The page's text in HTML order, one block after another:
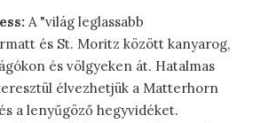
A "világ leglassabb
és St. Moritz között kanyarog,
és völgyeken át. Hatalmas
élvezhetjük a Matterhorn
a lenyűgöző hegyvidéket.